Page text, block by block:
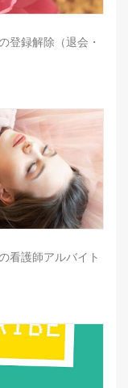
登録解除（退会・
看護師アルバイト